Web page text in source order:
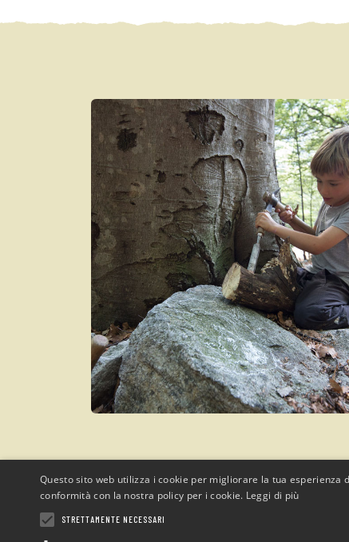
Questo sito web utilizza i cookie per migliorare la tua
conformità con la nostra policy per i cookie. Leggi di più
STRETTAMENTE NECESSARI